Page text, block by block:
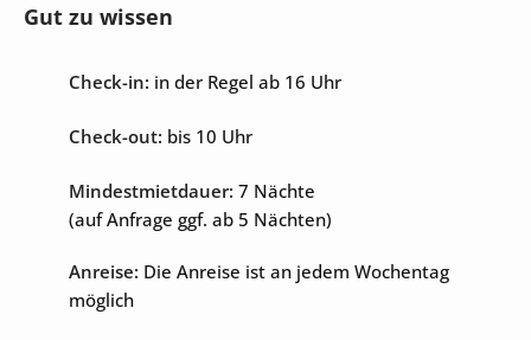
Gut zu wissen
Check-in: in der Regel ab 16 Uhr
Check-out: bis 10 Uhr
Mindestmietdauer: 7 Nächte
(auf Anfrage ggf. ab 5 Nächten)
Anreise: Die Anreise ist an jedem Wochentag
möglich